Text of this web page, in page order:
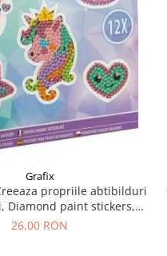
Grafix
propriile abtibilduri
Diamond paint stickers,
Grafix
26,00 RON